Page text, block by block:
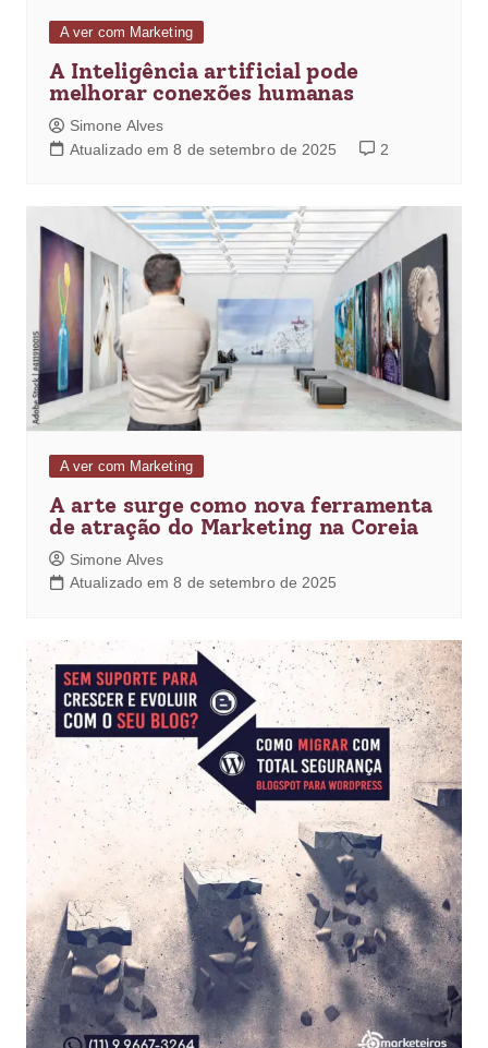
A ver com Marketing
A Inteligência artificial pode
melhorar conexões humanas
Simone Alves
Atualizado em 8 de setembro de 2025
2
A ver com Marketing
A arte surge como nova ferramenta
de atração do Marketing na Coreia
Simone Alves
Atualizado em 8 de setembro de 2025